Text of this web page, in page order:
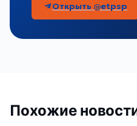
Открыть @etpsp
Похожие